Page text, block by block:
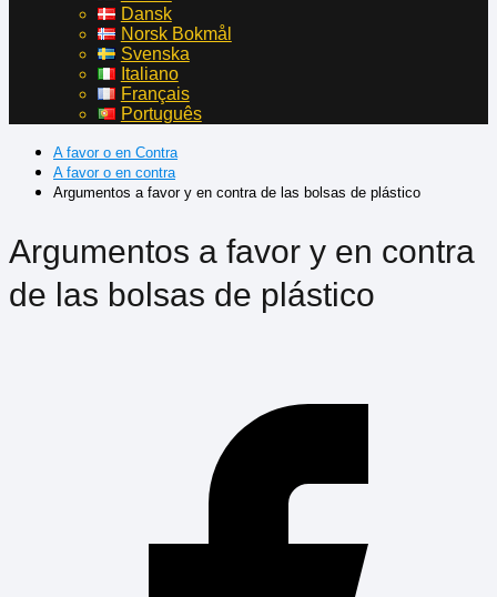
Dansk
Norsk Bokmål
Svenska
Italiano
Français
Português
A favor o en Contra
A favor o en contra
Argumentos a favor y en contra de las bolsas de plástico
Argumentos a favor y en contra
de las bolsas de plástico